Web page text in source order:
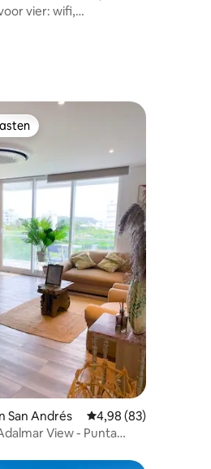
uit 5, 71 recensies
vier: wifi,
4,94 uit 5, 63 recensies
San Andrés Gemiddelde
4,98 (83)
View - Punta